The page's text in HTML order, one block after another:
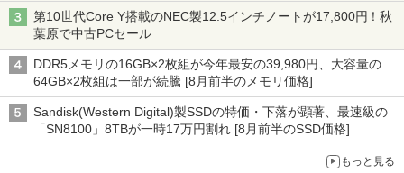
第10世代Core Y搭載のNEC製12.5インチノートが17,800円！秋
葉原で中古PCセール
DDR5メモリの16GB×2枚組が今年最安の39,980円、大容量の
64GB×2枚組は一部が続騰 [8月前半のメモリ価格]
Sandisk(Western Digital)製SSDの特価・下落が顕著、最速級の
「SN8100」8TBが一時17万円割れ [8月前半のSSD価格]
もっと見る